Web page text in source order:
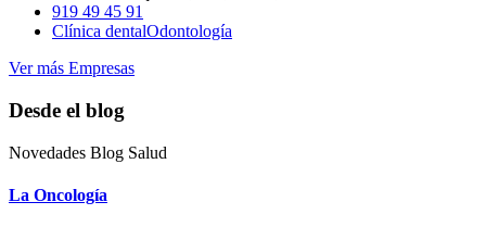
919 49 45 91
Clínica dentalOdontología
Ver más Empresas
Desde el blog
Novedades Blog Salud
La Oncología